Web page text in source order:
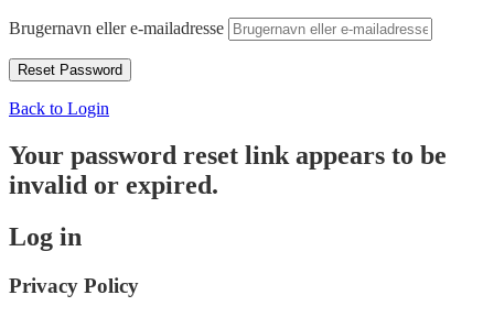
Brugernavn eller e-mailadresse
Back to Login
Your password reset link appears to be
invalid or expired.
Log in
Privacy Policy